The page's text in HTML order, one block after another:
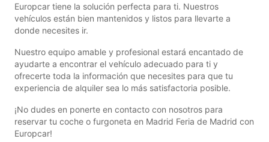
Europcar tiene la solución perfecta para ti. Nuestros
vehículos están bien mantenidos y listos para llevarte a
donde necesites ir.
Nuestro equipo amable y profesional estará encantado de
ayudarte a encontrar el vehículo adecuado para ti y
ofrecerte toda la información que necesites para que tu
experiencia de alquiler sea lo más satisfactoria posible.
¡No dudes en ponerte en contacto con nosotros para
reservar tu coche o furgoneta en Madrid Feria de Madrid con
Europcar!